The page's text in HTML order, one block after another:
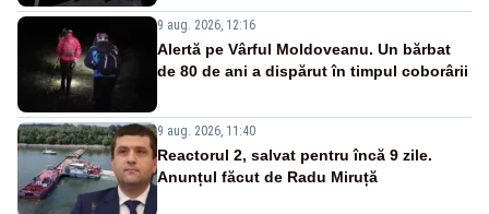
9 aug. 2026, 12:16
Alertă pe Vârful Moldoveanu. Un bărbat
de 80 de ani a dispărut în timpul coborârii
9 aug. 2026, 11:40
Reactorul 2, salvat pentru încă 9 zile.
Anunțul făcut de Radu Miruță